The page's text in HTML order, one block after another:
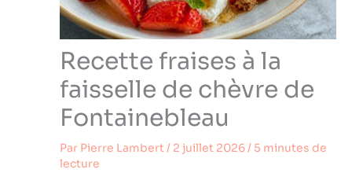
Recette fraises à la
faisselle de chèvre de
Fontainebleau
Par Pierre Lambert/ 2 juillet 2026/ 5 minutes de
lecture